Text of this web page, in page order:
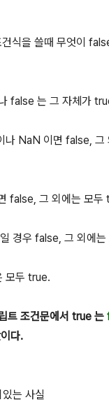
식을 쓸때 무엇이
false 는 그 자체가
NaN 이면 false, 그
false, 그 외에는 모두
경우 false, 그 외에
모두 true.
트 조건문에서 true 는
다.
는 사실